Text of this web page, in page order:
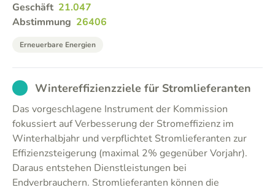
Geschäft 21.047
Abstimmung 26406
Erneuerbare Energien
EXCUSED
Wintereffizienzziele für Stromlieferanten
Das vorgeschlagene Instrument der Kommission
fokussiert auf Verbesserung der Stromeffizienz im
Winterhalbjahr und verpflichtet Stromlieferanten zur
Effizienzsteigerung (maximal 2% gegenüber Vorjahr).
Daraus entstehen Dienstleistungen bei
Endverbrauchern. Stromlieferanten können die